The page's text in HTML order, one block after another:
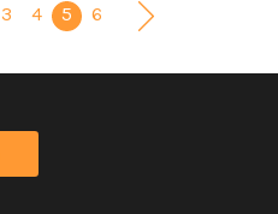
3 4 5 6